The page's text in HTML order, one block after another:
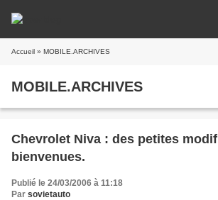
Accueil » MOBILE.ARCHIVES
MOBILE.ARCHIVES
Chevrolet Niva : des petites
bienvenues.
Publié le 24/03/2006 à 11:18
Par sovietauto